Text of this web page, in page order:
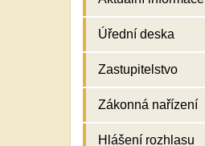
Úřední deska
Zastupitelstvo
Zákonná nařízení
Hlášení rozhlasu